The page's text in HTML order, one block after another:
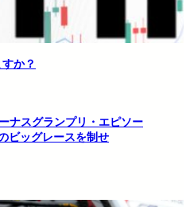
か？
ナスグランプリ・エピソー
ビッグレースを制せ